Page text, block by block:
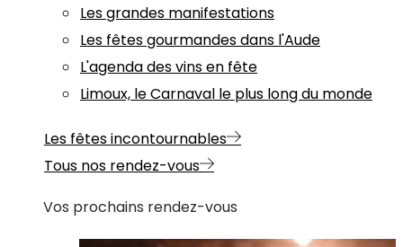
Les grandes manifestations
Les fêtes gourmandes dans l'Aude
L'agenda des vins en fête
Limoux, le Carnaval le plus long du monde
Les fêtes incontournables
Tous nos rendez-vous
Vos prochains rendez-vous